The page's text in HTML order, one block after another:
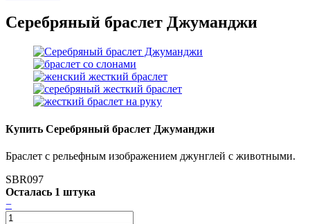
Серебряный браслет Джуманджи
Купить Серебряный браслет Джуманджи
Браслет с рельефным изображением джунглей с животными.
SBR097
Осталась 1 штука
−